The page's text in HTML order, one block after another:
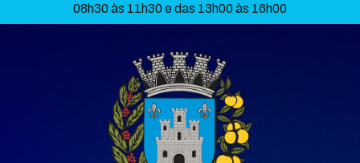
08h30 às 11h30 e das 13h00 às 16h00